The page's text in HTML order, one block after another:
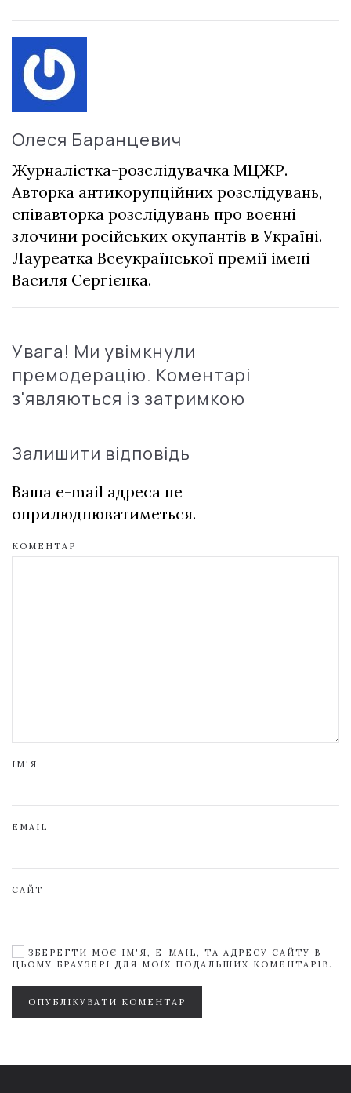
Олеся Баранцевич
Журналістка-розслідувачка МЦЖР.
Авторка антикорупційних розслідувань,
співавторка розслідувань про воєнні
злочини російських окупантів в Україні.
Лауреатка Всеукраїнської премії імені
Василя Сергієнка.
Увага! Ми увімкнули
премодерацію. Коментарі
з'являються із затримкою
Залишити відповідь
Ваша e-mail адреса не
оприлюднюватиметься.
КОМЕНТАР
ІМ'Я
EMAIL
САЙТ
ЗБЕРЕГТИ МОЄ ІМ'Я, E-MAIL, ТА АДРЕСУ САЙТУ В
ЦЬОМУ БРАУЗЕРІ ДЛЯ МОЇХ ПОДАЛЬШИХ КОМЕНТАРІВ.
ОПУБЛІКУВАТИ КОМЕНТАР